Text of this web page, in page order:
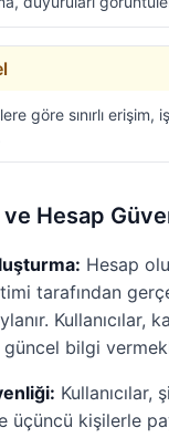
göre sınırlı erişim,
Hesap
Hesap
tarafından
Kullanıcılar,
bilgi
Kullanıcılar,
üçüncü kişilerle